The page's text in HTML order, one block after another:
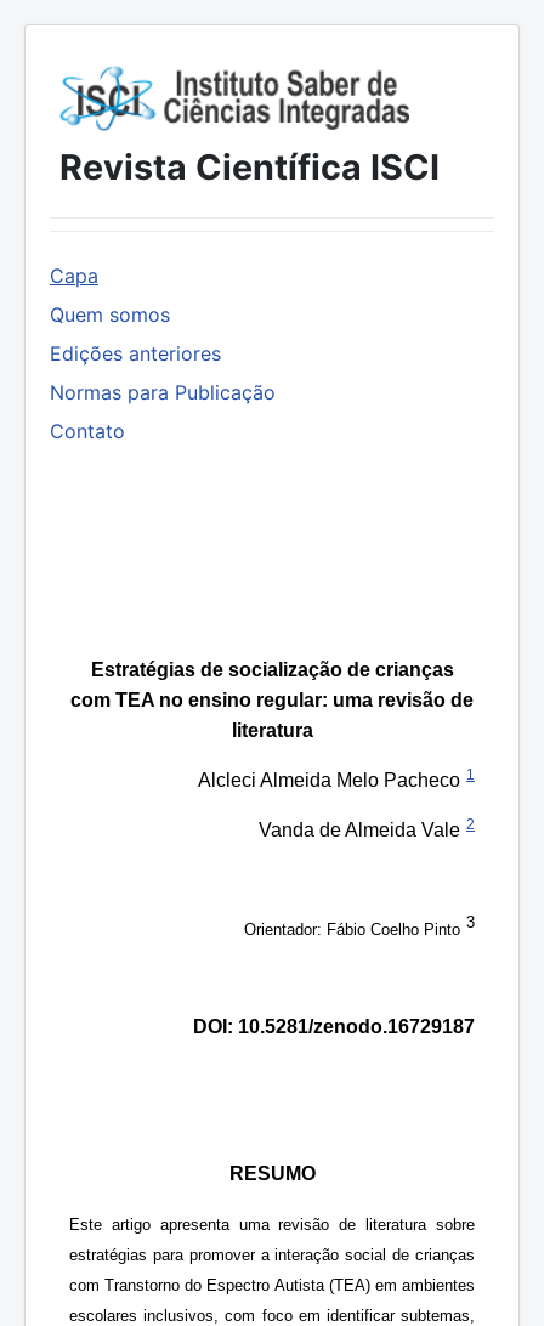
Revista Científica ISCI
Capa
Quem somos
Edições anteriores
Normas para Publicação
Contato
Estratégias de socialização de crianças
com TEA no ensino regular: uma revisão de
literatura
Alcleci Almeida Melo Pacheco 1
Vanda de Almeida Vale 2
Orientador: Fábio Coelho Pinto 3
DOI: 10.5281/zenodo.16729187
RESUMO
Este artigo apresenta uma revisão de literatura sobre
estratégias para promover a interação social de crianças
com Transtorno do Espectro Autista (TEA) em ambientes
escolares inclusivos, com foco em identificar subtemas,